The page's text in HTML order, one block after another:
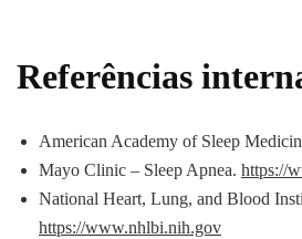
Referências
American Academy of Sleep
Mayo Clinic – Sleep Apnea. https://
National Heart, Lung, and Blood
https://www.nhlbi.nih.gov